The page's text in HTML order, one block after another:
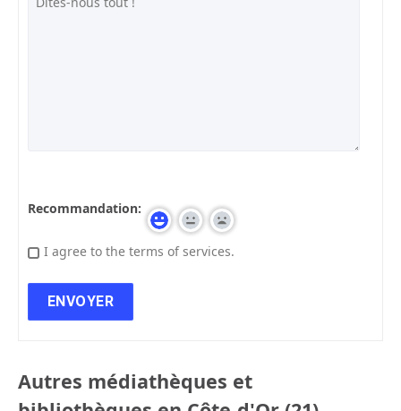
Recommandation:
I agree to the terms of services.
Autres médiathèques et